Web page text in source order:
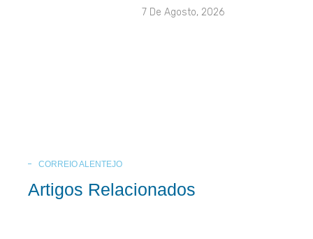
7 De Agosto, 2026
CORREIO ALENTEJO
Artigos Relacionados